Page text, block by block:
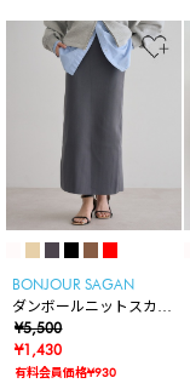
BONJOUR SAGAN
ダンボールニットスカー
ト
¥5,500
¥1,430
有料会員価格¥930